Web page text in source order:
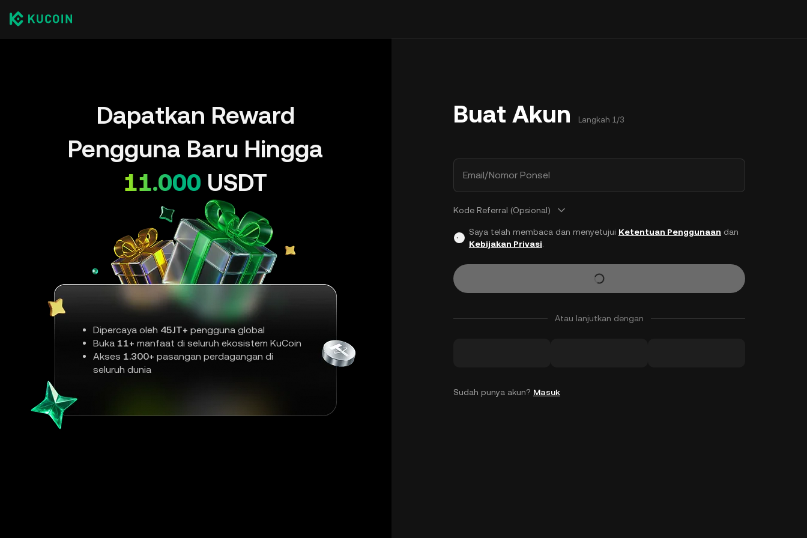
Dapatkan Reward
Pengguna Baru Hingga
11.000 USDT
Dipercaya oleh 45JT+ pengguna global
Buka 11+ manfaat di seluruh ekosistem KuCoin
Akses 1.300+ pasangan perdagangan di
seluruh dunia
Buat Akun Langkah 1/3
Email/Nomor Ponsel
Kode Referral (Opsional)
Saya telah membaca dan menyetujui Ketentuan Penggunaan dan
Kebijakan Privasi
Atau lanjutkan dengan
Sudah punya akun? Masuk